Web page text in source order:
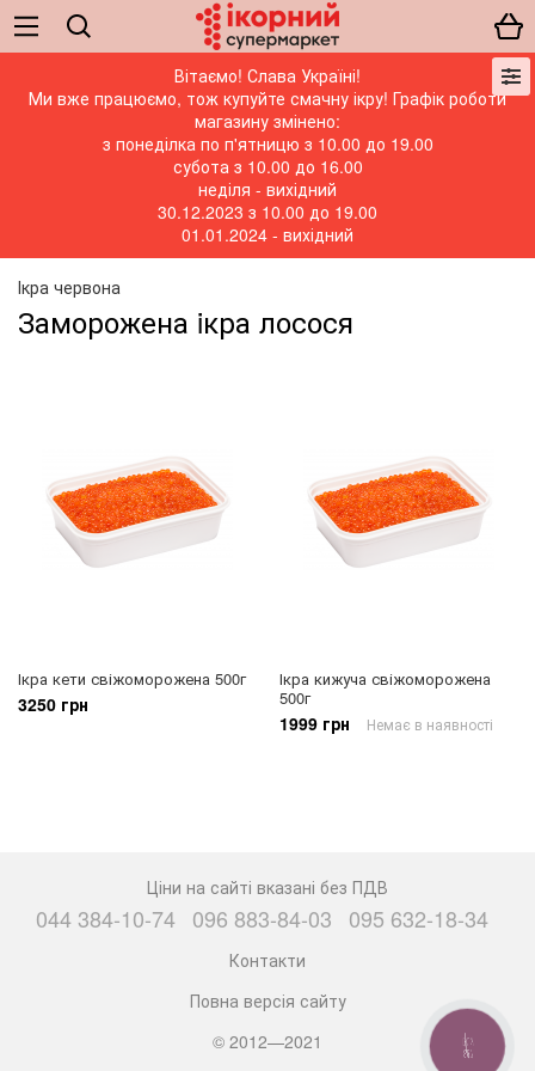
Вітаємо! Слава Україні!
Ми вже працюємо, тож купуйте смачну ікру! Графік роботи
магазину змінено:
з понеділка по п'ятницю з 10.00 до 19.00
субота з 10.00 до 16.00
неділя - вихідний
30.12.2023 з 10.00 до 19.00
01.01.2024 - вихідний
Ікра червона
Заморожена iкра лосося
Ікра кети свіжоморожена 500г
3250 грн
Ікра кижуча свіжоморожена
500г
1999 грн Немає в наявності
Ціни на сайті вказані без ПДВ
044 384-10-74 096 883-84-03 095 632-18-34
Контакти
Повна версія сайту
© 2012—2021
КНОПКА
ЗВ'ЯЗКУ